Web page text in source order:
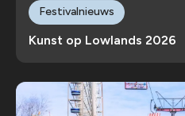
Kunst op Lowlands 2026
Festivalnieuws